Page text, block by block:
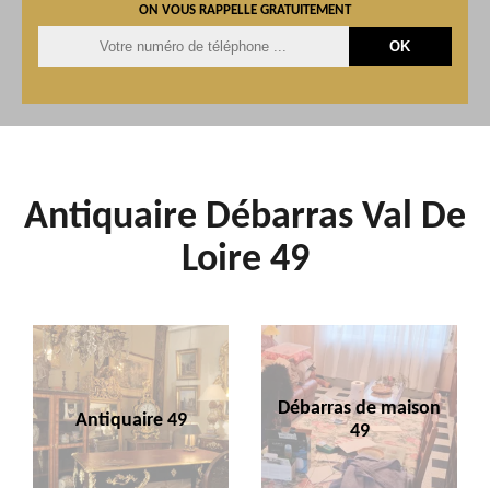
ON VOUS RAPPELLE GRATUITEMENT
Antiquaire Débarras Val De
Loire 49
Antiquaire 49
Débarras de maison
49